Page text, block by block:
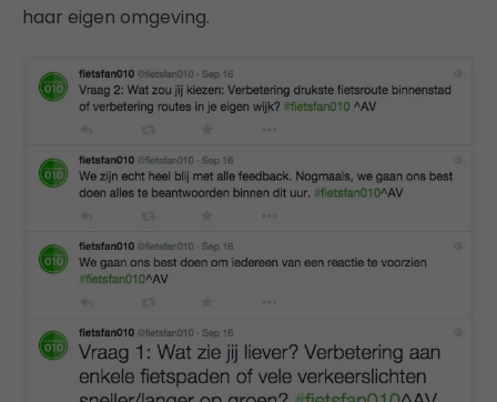
haar eigen omgeving.